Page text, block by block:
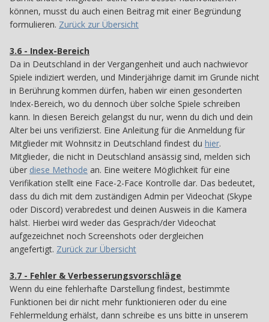
können, musst du auch einen Beitrag mit einer Begründung
formulieren. Zurück zur Übersicht
3.6 - Index-Bereich
Da in Deutschland in der Vergangenheit und auch nachwievor
Spiele indiziert werden, und Minderjährige damit im Grunde nicht
in Berührung kommen dürfen, haben wir einen gesonderten
Index-Bereich, wo du dennoch über solche Spiele schreiben
kann. In diesen Bereich gelangst du nur, wenn du dich und dein
Alter bei uns verifizierst. Eine Anleitung für die Anmeldung für
Mitglieder mit Wohnsitz in Deutschland findest du hier.
Mitglieder, die nicht in Deutschland ansässig sind, melden sich
über diese Methode an. Eine weitere Möglichkeit für eine
Verifikation stellt eine Face-2-Face Kontrolle dar. Das bedeutet,
dass du dich mit dem zuständigen Admin per Videochat (Skype
oder Discord) verabredest und deinen Ausweis in die Kamera
hälst. Hierbei wird weder das Gespräch/der Videochat
aufgezeichnet noch Screenshots oder dergleiche n
angefertigt . Zurück zur Übersicht
3.7 - Fehler & Verbesserungsvorschläge
Wenn du eine fehlerhafte Darstellung findest, bestimmte
Funktionen bei dir nicht mehr funktionieren oder du eine
Fehlermeldung erhälst, dann schreibe es uns bitte in unserem